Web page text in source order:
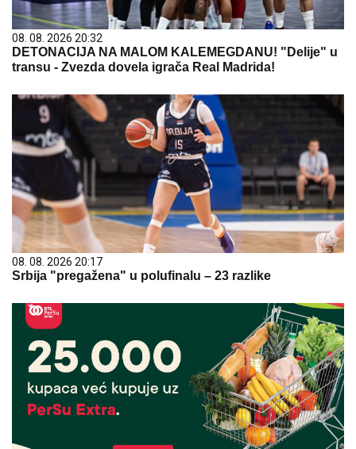
08. 08. 2026 20:32
DETONACIJA NA MALOM KALEMEGDANU! "Delije" u
transu - Zvezda dovela igrača Real Madrida!
08. 08. 2026 20:17
Srbija "pregažena" u polufinalu – 23 razlike